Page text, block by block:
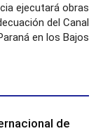
ejecutará obras
del Canal
en los Bajos
de